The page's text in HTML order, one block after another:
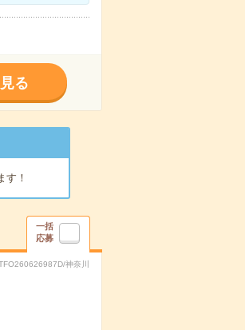
る
す！
一括
応募
神奈川